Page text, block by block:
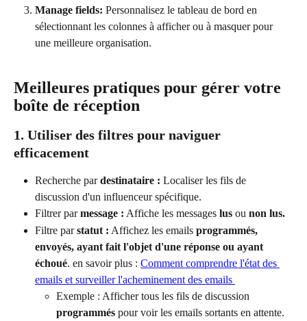
Manage fields: Personnalisez le tableau de bord en
sélectionnant les colonnes à afficher ou à masquer pour
une meilleure organisation.
Meilleures pratiques pour gérer votre
boîte de réception
1. Utiliser des filtres pour naviguer
efficacement
Recherche par destinataire : Localiser les fils de
discussion d'un influenceur spécifique.
Filtrer par message : Affiche les messages lus ou non lus.
Filtre par statut : Affichez les emails programmés,
envoyés, ayant fait l'objet d'une réponse ou ayant
échoué. en savoir plus : Comment comprendre l'état des
emails et surveiller l'acheminement des emails
Exemple : Afficher tous les fils de discussion
programmés pour voir les emails sortants en attente.